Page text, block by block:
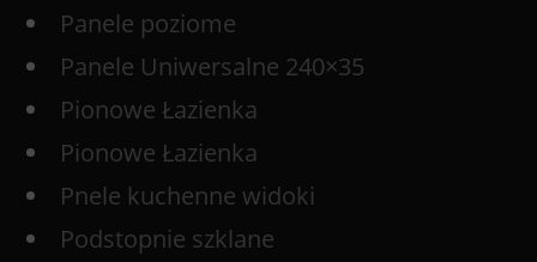
Panele poziome
Panele Uniwersalne 240×35
Pionowe Łazienka
Pionowe Łazienka
Pnele kuchenne widoki
Podstopnie szklane